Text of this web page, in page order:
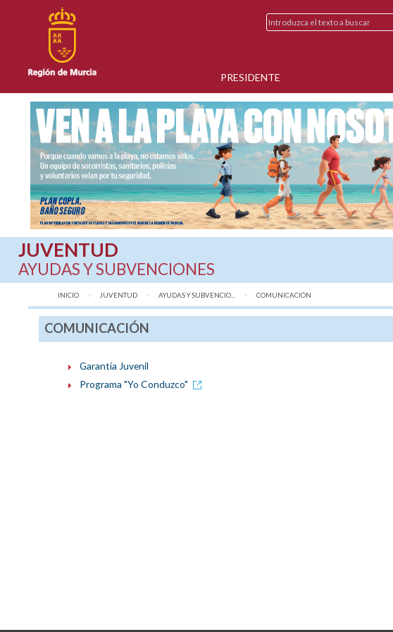
PRESIDENTE
JUVENTUD
AYUDAS Y SUBVENCIONES
INICIO JUVENTUD AYUDAS Y SUBVENCIO... AQUÍ:
COMUNICACIÓN
COMUNICACIÓN
Garantía Juvenil
Programa "Yo Conduzco"